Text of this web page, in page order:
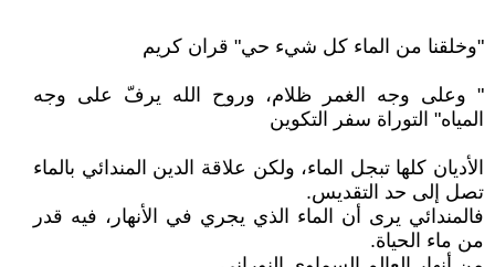
"وخلقنا من الماء كل شيء حي" قران كريم
" وعلى وجه الغمر ظلام، وروح الله يرفّ على وجه
المياه" التوراة سفر التكوين
الأديان كلها تبجل الماء، ولكن علاقة الدين المندائي بالماء
تصل إلى حد التقديس.
فالمندائي يرى أن الماء الذي يجري في الأنهار، فيه قدر
من ماء الحياة.